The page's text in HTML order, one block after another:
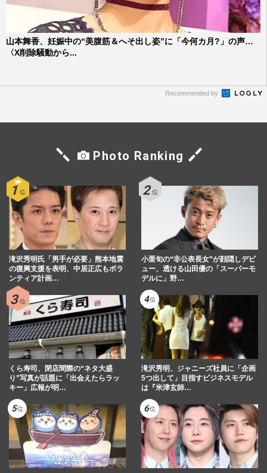
山本舞香、妊娠中の“美腹筋＆へそ出し姿”に「今何カ月?」の声…
〈X削除騒動から...
Recommended by
Photo Ranking
滝沢秀明氏「男手が必要」熊本地震
の復興支援を表明、中居正広もボラ
ンティア計画…
小栗旬の“非公表長女”が顔隠しデビ
ュー、透ける山田優の「スーパーモ
デルに」野…
くら寿司、閉店間際の“ネタ大盛
り”写真が話題に「出会えたらラッ
キー」広報が明…
滝沢秀明、ジャニーズ社員に「企画
5つ出して」目指すビジネスモデル
は『米津玄師…